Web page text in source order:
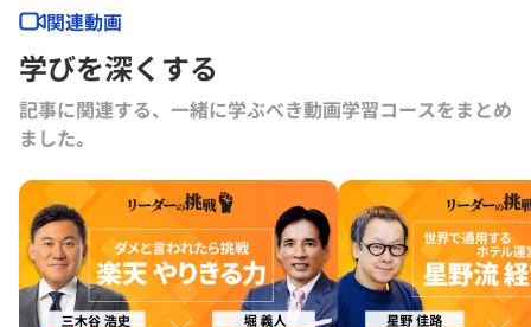
ームとゲーム実況の融合「ライブゲーミング」やバーチャルアバター
「エモモ」を通じて、日本発の新たなコミュニケーションの形を世に展
開している。
関連動画
学びを深くする
記事に関連する、一緒に学ぶべき動画学習コースをまとめ
ました｡